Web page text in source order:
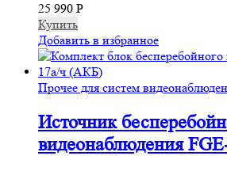
25 990 Р
Купить
Добавить в избранное
Прочее для систем
Источник
видеонаблюдения